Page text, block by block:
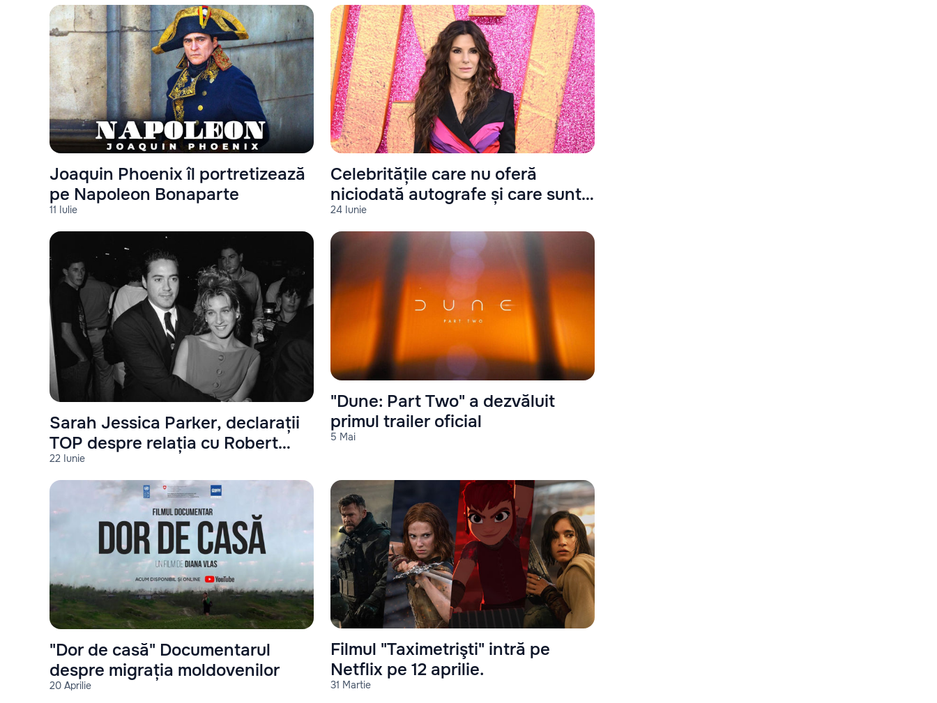
11 Iulie
Joaquin Phoenix îl portretizează
pe Napoleon Bonaparte
24 Iunie
Celebritățile care nu oferă
niciodată autografe și care sunt
motivele
22 Iunie
Sarah Jessica Parker, declarații
TOP despre relația cu Robert
Downey Jr
5 Mai
"Dune: Part Two" a dezvăluit
primul trailer oficial
20 Aprilie
"Dor de casă" Documentarul
despre migrația moldovenilor
31 Martie
Filmul "Taximetrişti" intră pe
Netflix pe 12 aprilie.